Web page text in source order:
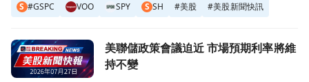
S #GSPC VOO SPY S SH #美股 #美股新聞快訊
前往美聯儲政策會議迫近 市場預期利率將維持不變頁面
美聯儲政策會議迫近 市場預期利率將維
持不變